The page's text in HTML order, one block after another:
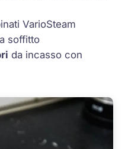
VarioSteam
soffitto
da incasso con